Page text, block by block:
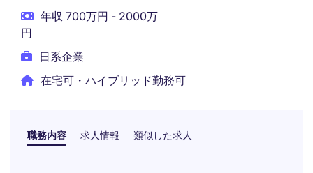
年収 700万円 - 2000万
円
日系企業
在宅可・ハイブリッド勤務可
職務内容 求人情報 類似した求人